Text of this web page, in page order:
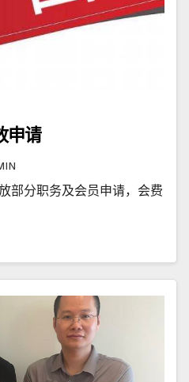
申请
部分职务及会员申请，会费